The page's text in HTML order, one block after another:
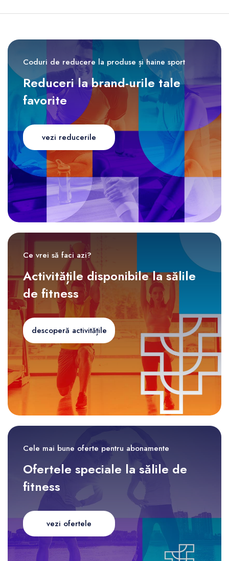
Coduri de reducere la produse și haine sport
Reduceri la brand-urile tale
favorite
vezi reducerile
Ce vrei să faci azi?
Activitățile disponibile la sălile
de fitness
descoperă activitățile
Cele mai bune oferte pentru abonamente
Ofertele speciale la sălile de
fitness
vezi ofertele